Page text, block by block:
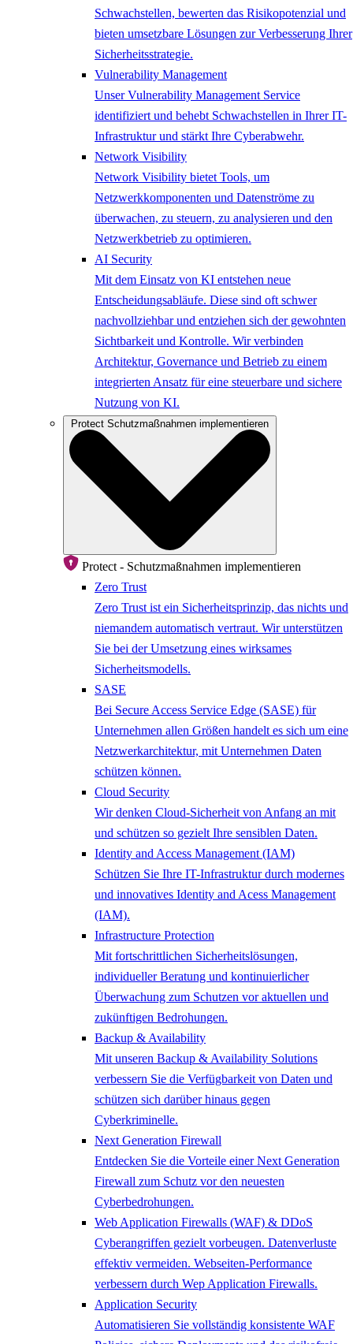
Schwachstellen, bewerten das Risikopotenzial und
bieten umsetzbare Lösungen zur Verbesserung Ihrer
Sicherheitsstrategie.
Vulnerability Management
Unser Vulnerability Management Service
identifiziert und behebt Schwachstellen in Ihrer IT-
Infrastruktur und stärkt Ihre Cyberabwehr.
Network ​Visibility
Network Visibility bietet Tools, um
Netzwerkkomponenten und Datenströme zu
überwachen, zu steuern, zu analysieren und den
Netzwerkbetrieb zu optimieren.
AI Security
Mit dem Einsatz von KI entstehen neue
Entscheidungsabläufe. Diese sind oft schwer
nachvollziehbar und entziehen sich der gewohnten
Sichtbarkeit und Kontrolle. Wir verbinden
Architektur, Governance und Betrieb zu einem
integrierten Ansatz für eine steuerbare und sichere
Nutzung von KI.
Protect Schutzmaßnahmen implementieren
Protect - Schutzmaßnahmen implementieren
Zero Trust
Zero Trust ist ein Sicherheitsprinzip, das nichts und
niemandem automatisch vertraut. Wir unterstützen
Sie bei der Umsetzung eines wirksames
Sicherheitsmodells.
SASE
Bei Secure Access Service Edge (SASE) für
Unternehmen allen Größen handelt es sich um eine
Netzwerkarchitektur, mit Unternehmen Daten
schützen können.
Cloud Security
Wir denken Cloud-Sicherheit von Anfang an mit
und schützen so gezielt Ihre sensiblen Daten.
Identity and Access Management (IAM)
Schützen Sie Ihre IT-Infrastruktur durch modernes
und innovatives Identity and Acess Management
(IAM).
Infrastructure Protection
Mit fortschrittlichen Sicherheitslösungen,
individueller Beratung und kontinuierlicher
Überwachung zum Schutzen vor aktuellen und
zukünftigen Bedrohungen.
Backup & Availability
Mit unseren Backup & Availability Solutions
verbessern Sie die Verfügbarkeit von Daten und
schützen sich darüber hinaus gegen
Cyberkriminelle.
Next Generation Firewall
Entdecken Sie die Vorteile einer Next Generation
Firewall zum Schutz vor den neuesten
Cyberbedrohungen.
Web Application Firewalls (WAF) & DDoS
Cyberangriffen gezielt vorbeugen. Datenverluste
effektiv vermeiden. Webseiten-Performance
verbessern durch Wep Application Firewalls.
Application Security
Automatisieren Sie vollständig konsistente WAF